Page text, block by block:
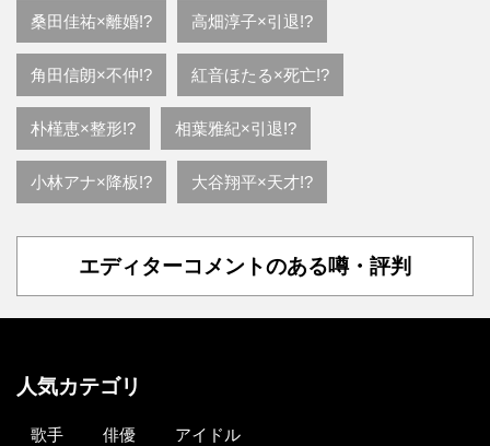
桑田佳祐×離婚!? 高畑淳子×引退!?
角田信朗×不仲!? 紅音ほたる×死亡!?
朴槿恵×整形!? 相葉雅紀×引退!?
小林アナ×降板!? 大谷翔平×天才!?
エディターコメントのある噂・評判
人気カテゴリ
歌手 俳優 アイドル